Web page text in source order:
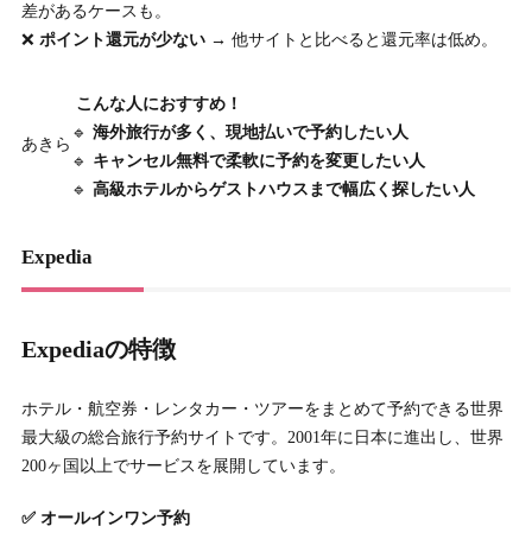
差があるケースも。
❌ ポイント還元が少ない→ 他サイトと比べると還元率は低め。
あきら
こんな人におすすめ！
🔹 海外旅行が多く、現地払いで予約したい人
🔹 キャンセル無料で柔軟に予約を変更したい人
🔹 高級ホテルからゲストハウスまで幅広く探したい人
Expedia
Expediaの特徴
ホテル・航空券・レンタカー・ツアーをまとめて予約できる世界
最大級の総合旅行予約サイトです。2001年に日本に進出し、世界
200ヶ国以上でサービスを展開しています。
✅ オールインワン予約